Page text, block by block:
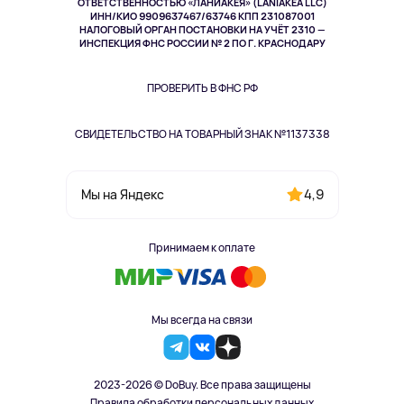
ИНН/КИО 9909637467/63746 КПП 231087001
НАЛОГОВЫЙ ОРГАН ПОСТАНОВКИ НА УЧЁТ 2310 —
ИНСПЕКЦИЯ ФНС РОССИИ № 2 ПО Г. КРАСНОДАРУ
ПРОВЕРИТЬ В ФНС РФ
СВИДЕТЕЛЬСТВО НА ТОВАРНЫЙ ЗНАК №1137338
Мы на Яндекс 4,9
Принимаем к оплате
Мы всегда на связи
Одежда и аксессуары
2023-2026 © DoBuy. Все права защищены